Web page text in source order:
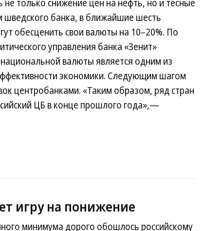
только снижение цен на нефть, но и тесные
шведского банка, в ближайшие шесть
обесценить свои валюты на 10–20%. По
управления банка «Зенит»
валюты является одним из
экономики. Следующим шагом
центробанками. «Таким образом, ряд стран
ЦБ в конце прошлого года»,—
игру на понижение
минимума дорого обошлось российскому